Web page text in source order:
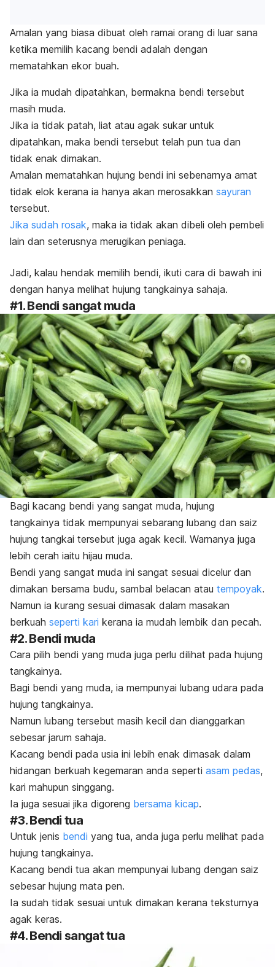
Amalan yang biasa dibuat oleh ramai orang di luar sana
ketika memilih kacang bendi adalah dengan
mematahkan ekor buah.
Jika ia mudah dipatahkan, bermakna bendi tersebut
masih muda.
Jika ia tidak patah, liat atau agak sukar untuk
dipatahkan, maka bendi tersebut telah pun tua dan
tidak enak dimakan.
Amalan mematahkan hujung bendi ini sebenarnya amat
tidak elok kerana ia hanya akan merosakkan sayuran
tersebut.
Jika sudah rosak, maka ia tidak akan dibeli oleh pembeli
lain dan seterusnya merugikan peniaga.
Jadi, kalau hendak memilih bendi, ikuti cara di bawah ini
dengan hanya melihat hujung tangkainya sahaja.
#1. Bendi sangat muda
Bagi kacang bendi yang sangat muda, hujung
tangkainya tidak mempunyai sebarang lubang dan saiz
hujung tangkai tersebut juga agak kecil. Warnanya juga
lebih cerah iaitu hijau muda.
Bendi yang sangat muda ini sangat sesuai dicelur dan
dimakan bersama budu, sambal belacan atau tempoyak.
Namun ia kurang sesuai dimasak dalam masakan
berkuah seperti kari kerana ia mudah lembik dan pecah.
#2. Bendi muda
Cara pilih bendi yang muda juga perlu dilihat pada hujung
tangkainya.
Bagi bendi yang muda, ia mempunyai lubang udara pada
hujung tangkainya.
Namun lubang tersebut masih kecil dan dianggarkan
sebesar jarum sahaja.
Kacang bendi pada usia ini lebih enak dimasak dalam
hidangan berkuah kegemaran anda seperti asam pedas,
kari mahupun singgang.
Ia juga sesuai jika digoreng bersama kicap.
#3. Bendi tua
Untuk jenis bendi yang tua, anda juga perlu melihat pada
hujung tangkainya.
Kacang bendi tua akan mempunyai lubang dengan saiz
sebesar hujung mata pen.
Ia sudah tidak sesuai untuk dimakan kerana teksturnya
agak keras.
#4. Bendi sangat tua